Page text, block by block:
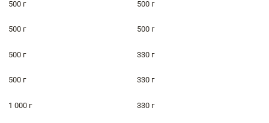
500 г 500 г
500 г 500 г
500 г 330 г
500 г 330 г
1 000 г 330 г